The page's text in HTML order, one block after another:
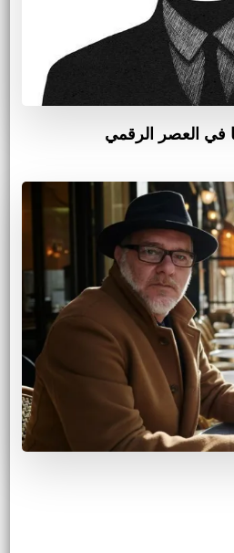
في العصر الرقمي